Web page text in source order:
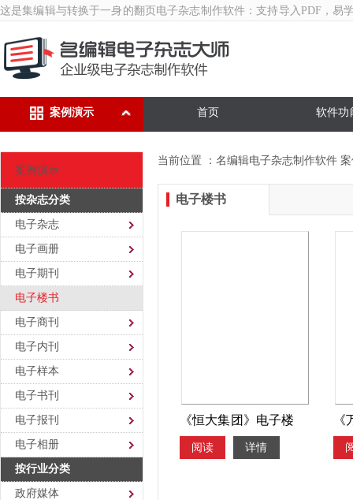
这是集编辑与转换于一身的翻页 电子杂志制作软件 ：支持导入PDF，易
首页
案例演示 软件功
案例演示
按杂志分类
电子杂志
电子画册
电子期刊
电子楼书
电子商刊
电子内刊
电子样本
电子书刊
电子报刊
电子相册
按行业分类
政府媒体
当前位置 ： 名编辑电子杂志制作软件
电子楼书
《恒大集团》电子楼
书，电子宣传册
阅读 详情